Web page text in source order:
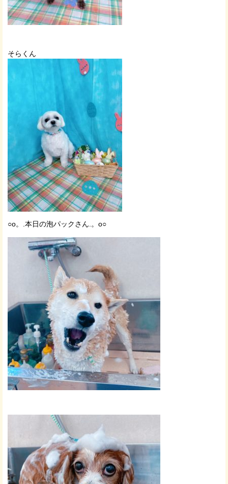
そらくん
○o。.本日の泡パックさん.。o○